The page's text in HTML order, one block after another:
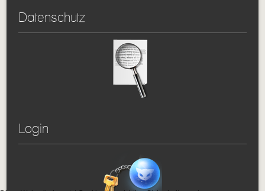
Datenschutz
Login